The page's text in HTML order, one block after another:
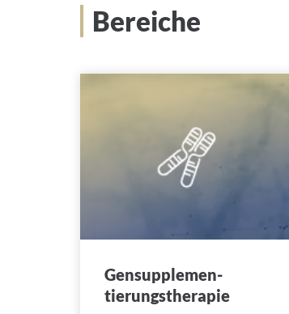
Bereiche
Gensupplemen-
tierungstherapie